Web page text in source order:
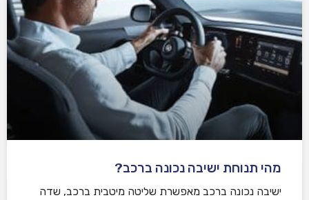
מהי תנוחת ישיבה נכונה ברכב?
ישיבה נכונה ברכב מאפשרת שליטה מיטבית ברכב, שדה